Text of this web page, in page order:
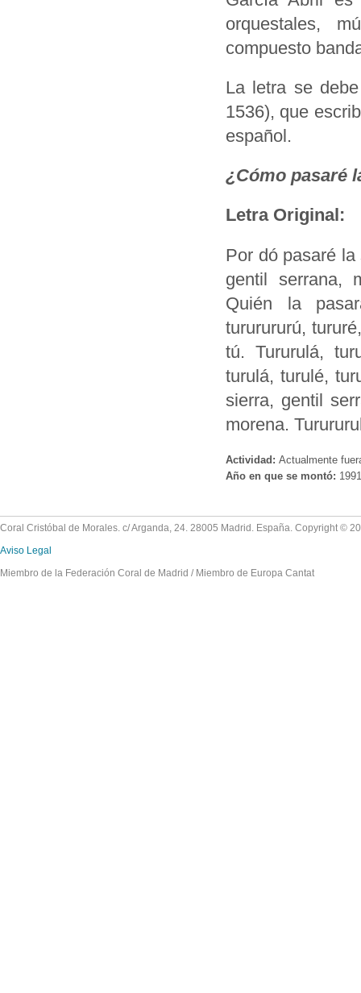
orquestales,
compuesto
La letra se
1536), que
español.
¿Cómo pasaré
Letra Original:
Por dó pasaré
gentil serrana,
Quién la
tururururú,
tú. Tururulá,
turulá, turulé,
sierra, gentil
morena.
Actividad: Actualmente
Año en que se montó: 1991
Coral Cristóbal de Morales. c/ Arganda, 24. 28005 Madrid. España. Copyright ©
Aviso Legal
Miembro de la Federación Coral de Madrid / Miembro de Europa Cantat